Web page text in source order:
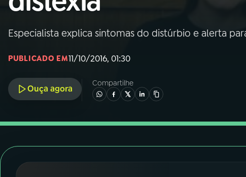
02A RÁDIO
03PROGRAMAÇÃO
04PROGRAMAS
Especialista explica sintomas do distúrbio e alerta
PUBLICADO EM11/10/2016, 01:30
Ouça agora
Compartilhe